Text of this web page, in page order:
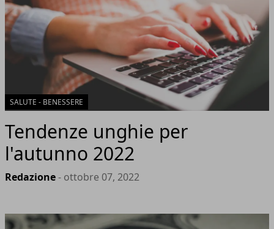
SALUTE - BENESSERE
Tendenze unghie per
l'autunno 2022
Redazione- ottobre 07, 2022